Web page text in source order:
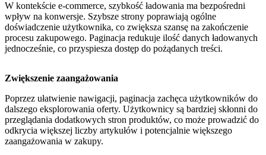
W kontekście e-commerce, szybkość ładowania ma bezpośredni
wpływ na konwersje. Szybsze strony poprawiają ogólne
doświadczenie użytkownika, co zwiększa szansę na zakończenie
procesu zakupowego. Paginacja redukuje ilość danych ładowanych
jednocześnie, co przyspiesza dostęp do pożądanych treści.
Zwiększenie zaangażowania
Poprzez ułatwienie nawigacji, paginacja zachęca użytkowników do
dalszego eksplorowania oferty. Użytkownicy są bardziej skłonni do
przeglądania dodatkowych stron produktów, co może prowadzić do
odkrycia większej liczby artykułów i potencjalnie większego
zaangażowania w zakupy.